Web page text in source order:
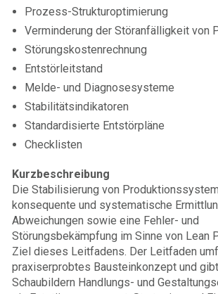
Prozess-Strukturoptimierung
Verminderung der Störanfälligkeit von
Störungskostenrechnung
Entstörleitstand
Melde- und Diagnosesysteme
Stabilitätsindikatoren
Standardisierte Entstörpläne
Checklisten
Kurzbeschreibung
Die Stabilisierung von
konsequente und systematische
Abweichungen sowie eine Fehler- und
Störungsbekämpfung im Sinne von Lean
Ziel dieses Leitfadens. Der Leitfaden
praxiserprobtes Bausteinkonzept und
Schaubildern Handlungs- und